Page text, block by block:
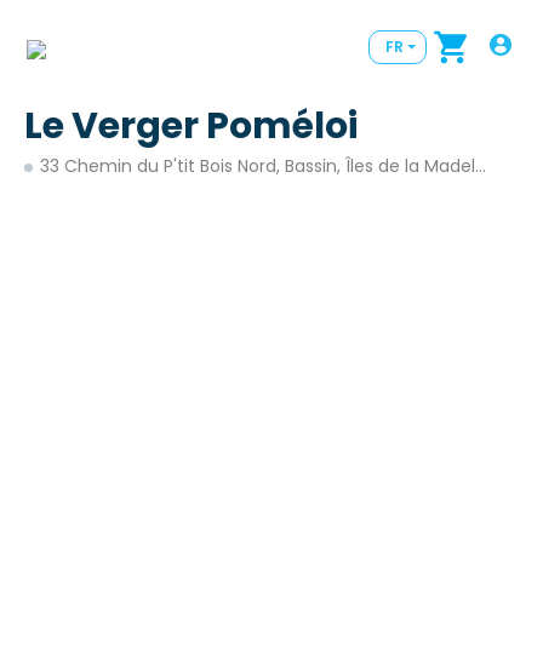
FR
Le Verger Poméloi
33 Chemin du P'tit Bois Nord, Bassin, Îles de la Madeleine, QC, Canada